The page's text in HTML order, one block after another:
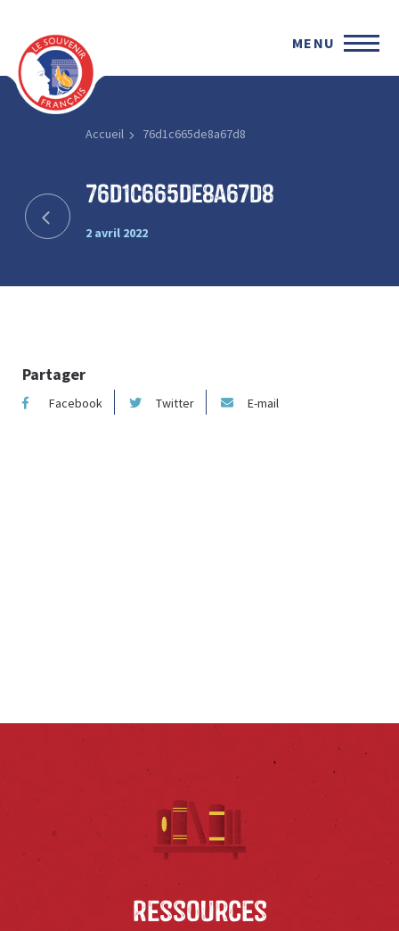
MENU
Accueil 76d1c665de8a67d8
76d1c665de8a67d8
2 avril 2022
Partager
Facebook Twitter E-mail
Ressources